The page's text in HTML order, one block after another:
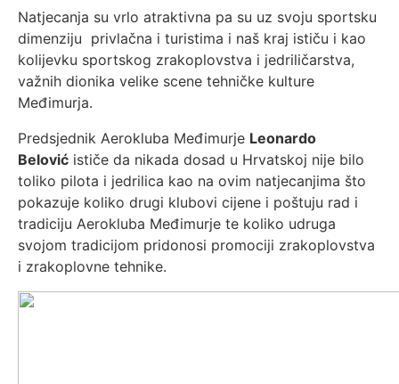
Natjecanja su vrlo atraktivna pa su uz svoju sportsku
dimenziju privlačna i turistima i naš kraj ističu i kao
kolijevku sportskog zrakoplovstva i jedriličarstva,
važnih dionika velike scene tehničke kulture
Međimurja.
Predsjednik Aerokluba Međimurje Leonardo
Belović ističe da nikada dosad u Hrvatskoj nije bilo
toliko pilota i jedrilica kao na ovim natjecanjima što
pokazuje koliko drugi klubovi cijene i poštuju rad i
tradiciju Aerokluba Međimurje te koliko udruga
svojom tradicijom pridonosi promociji zrakoplovstva
i zrakoplovne tehnike.